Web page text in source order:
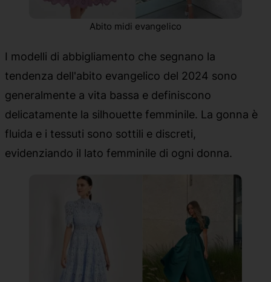
Abito midi evangelico
I modelli di abbigliamento che segnano la
tendenza dell'abito evangelico del 2024 sono
generalmente a vita bassa e definiscono
delicatamente la silhouette femminile. La gonna è
fluida e i tessuti sono sottili e discreti,
evidenziando il lato femminile di ogni donna.